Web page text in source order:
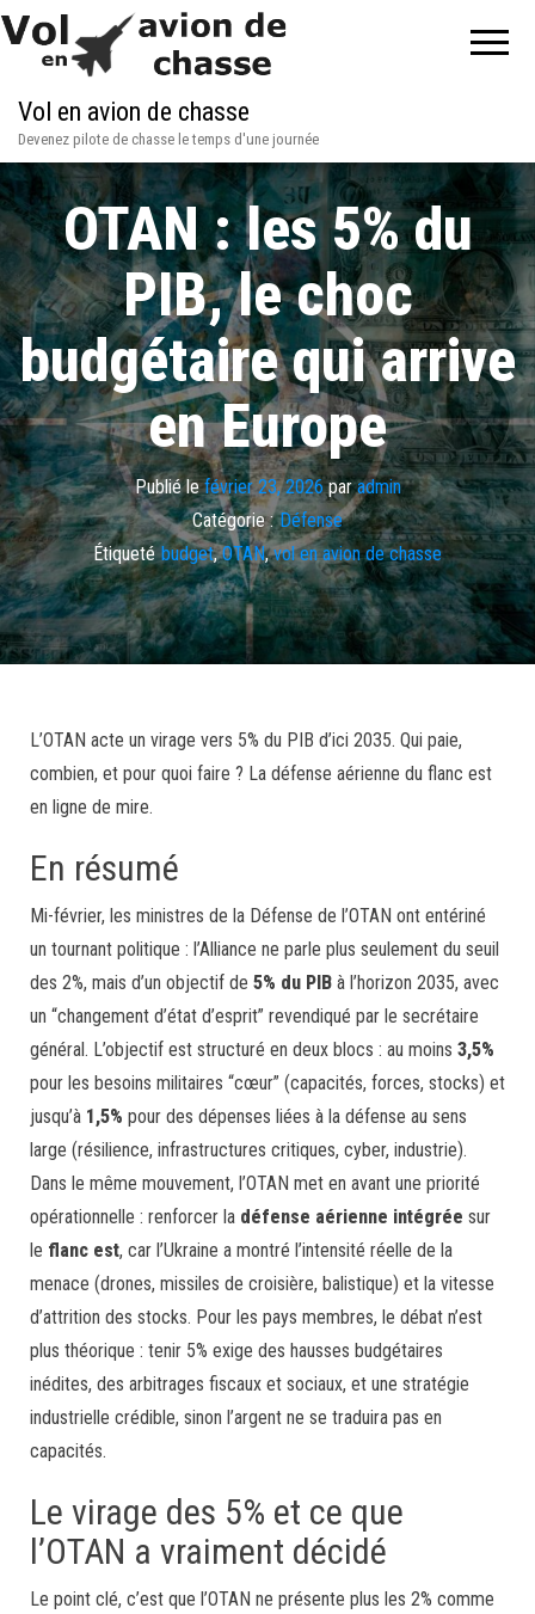
Vol en avion de chasse
Devenez pilote de chasse le temps d'une journée
OTAN : les 5% du
PIB, le choc
budgétaire qui arrive
en Europe
Publié lefévrier 23, 2026paradmin
Catégorie : Défense
Étiqueté budget,OTAN,vol en avion de chasse
L’OTAN acte un virage vers 5% du PIB d’ici 2035. Qui paie,
combien, et pour quoi faire ? La défense aérienne du flanc est
en ligne de mire.
En résumé
Mi-février, les ministres de la Défense de l’OTAN ont entériné
un tournant politique : l’Alliance ne parle plus seulement du seuil
des 2%, mais d’un objectif de 5% du PIB à l’horizon 2035, avec
un “changement d’état d’esprit” revendiqué par le secrétaire
général. L’objectif est structuré en deux blocs : au moins 3,5%
pour les besoins militaires “cœur” (capacités, forces, stocks) et
jusqu’à 1,5% pour des dépenses liées à la défense au sens
large (résilience, infrastructures critiques, cyber, industrie).
Dans le même mouvement, l’OTAN met en avant une priorité
opérationnelle : renforcer la défense aérienne intégrée sur
le flanc est, car l’Ukraine a montré l’intensité réelle de la
menace (drones, missiles de croisière, balistique) et la vitesse
d’attrition des stocks. Pour les pays membres, le débat n’est
plus théorique : tenir 5% exige des hausses budgétaires
inédites, des arbitrages fiscaux et sociaux, et une stratégie
industrielle crédible, sinon l’argent ne se traduira pas en
capacités.
Le virage des 5% et ce que
l’OTAN a vraiment décidé
Le point clé, c’est que l’OTAN ne présente plus les 2% comme